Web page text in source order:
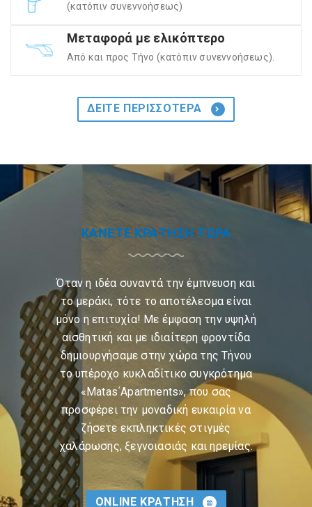
(κατόπιν συνεννοήσεως)
Μεταφορά με ελικόπτερο
Aπό και προς Τήνο (κατόπιν συνεννοήσεως).
ΔΕΙΤΕ ΠΕΡΙΣΣΟΤΕΡΑ
ΚΑΝΕΤΕ ΚΡΑΤΗΣΗ ΤΩΡΑ
Όταν η ιδέα συναντά την έμπνευση και
το μεράκι, τότε το αποτέλεσμα είναι
μόνο η επιτυχία! Με έμφαση την υψηλή
αισθητική και με ιδιαίτερη φροντίδα
δημιουργήσαμε στην χώρα της Τήνου
το υπέροχο κυκλαδίτικο συγκρότημα
«Matas΄Apartments», που σας
προσφέρει την μοναδική ευκαιρία να
ζήσετε εκπληκτικές στιγμές
χαλάρωσης, ξεγνοιασιάς και ηρεμίας.
ONLINE ΚΡΑΤΗΣΗ